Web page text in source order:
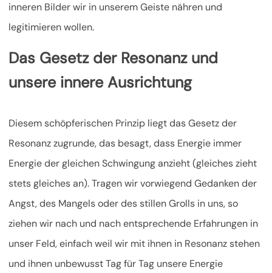
inneren Bilder wir in unserem Geiste nähren und
legitimieren wollen.
Das Gesetz der Resonanz und
unsere innere Ausrichtung
Diesem schöpferischen Prinzip liegt das Gesetz der
Resonanz zugrunde, das besagt, dass Energie immer
Energie der gleichen Schwingung anzieht (gleiches zieht
stets gleiches an). Tragen wir vorwiegend Gedanken der
Angst, des Mangels oder des stillen Grolls in uns, so
ziehen wir nach und nach entsprechende Erfahrungen in
unser Feld, einfach weil wir mit ihnen in Resonanz stehen
und ihnen unbewusst Tag für Tag unsere Energie